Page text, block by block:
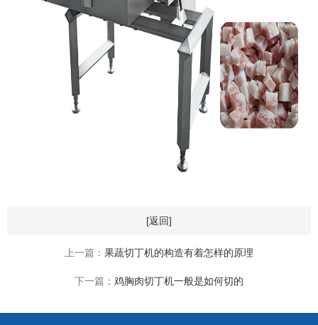
[返回]
上一篇： 果蔬切丁机的构造有着怎样的原理
下一篇： 鸡胸肉切丁机一般是如何切的